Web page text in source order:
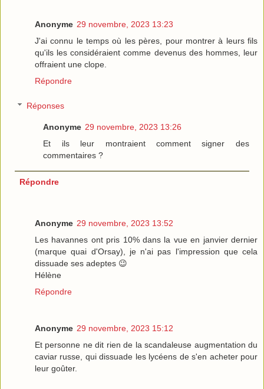
Anonyme 29 novembre, 2023 13:23
J'ai connu le temps où les pères, pour montrer à leurs fils
qu'ils les considéraient comme devenus des hommes, leur
offraient une clope.
Répondre
Réponses
Anonyme 29 novembre, 2023 13:26
Et ils leur montraient comment signer des
commentaires ?
Répondre
Anonyme 29 novembre, 2023 13:52
Les havannes ont pris 10% dans la vue en janvier dernier
(marque quai d'Orsay), je n'ai pas l'impression que cela
dissuade ses adeptes 😉
Hélène
Répondre
Anonyme 29 novembre, 2023 15:12
Et personne ne dit rien de la scandaleuse augmentation du
caviar russe, qui dissuade les lycéens de s'en acheter pour
leur goûter.